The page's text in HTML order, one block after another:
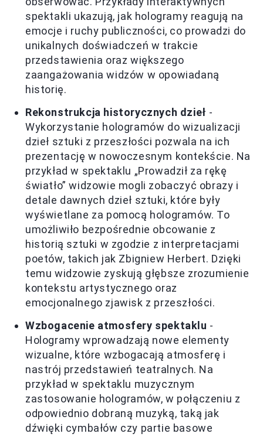
spektakli ukazują, jak hologramy reagują na
emocje i ruchy publiczności, co prowadzi do
unikalnych doświadczeń w trakcie
przedstawienia oraz większego
zaangażowania widzów w opowiadaną
historię.
Rekonstrukcja historycznych dzieł -
Wykorzystanie hologramów do wizualizacji
dzieł sztuki z przeszłości pozwala na ich
prezentację w nowoczesnym kontekście. Na
przykład w spektaklu „Prowadził za rękę
światło” widzowie mogli zobaczyć obrazy i
detale dawnych dzieł sztuki, które były
wyświetlane za pomocą hologramów. To
umożliwiło bezpośrednie obcowanie z
historią sztuki w zgodzie z interpretacjami
poetów, takich jak Zbigniew Herbert. Dzięki
temu widzowie zyskują głębsze zrozumienie
kontekstu artystycznego oraz
emocjonalnego zjawisk z przeszłości.
Wzbogacenie atmosfery spektaklu -
Hologramy wprowadzają nowe elementy
wizualne, które wzbogacają atmosferę i
nastrój przedstawień teatralnych. Na
przykład w spektaklu muzycznym
zastosowanie hologramów, w połączeniu z
odpowiednio dobraną muzyką, taką jak
dźwięki cymbałów czy partie basowe